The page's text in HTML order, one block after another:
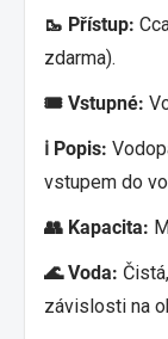
🥾 Přístup:
zdarma).
🎟️ Vstupné:
ℹ️ Popis:
vstupem do
👥 Kapacita:
🌊 Voda:
závislosti na